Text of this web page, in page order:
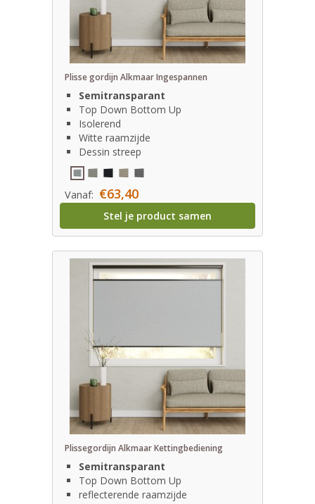
Plisse gordijn Alkmaar Ingespannen
Semitransparant
Top Down Bottom Up
Isolerend
Witte raamzijde
Dessin streep
Vanaf: €63,40
Stel je product samen
Plissegordijn Alkmaar Kettingbediening
Semitransparant
Top Down Bottom Up
reflecterende raamzijde